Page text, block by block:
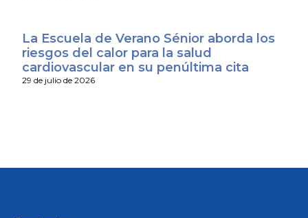
La Escuela de Verano Sénior aborda los
riesgos del calor para la salud
cardiovascular en su penúltima cita
29 de julio de 2026